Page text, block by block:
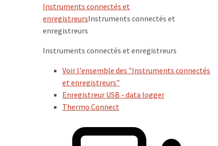
Instruments connectés et
enregistreursInstruments connectés et
enregistreurs
Instruments connectés et enregistreurs
Voir l'ensemble des "Instruments connectés
et enregistreurs"
Enregistreur USB - data logger
Thermo Connect